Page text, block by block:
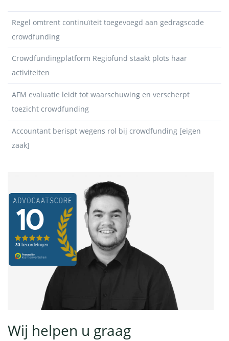
Regel omtrent continuïteit toegevoegd aan gedragscode
crowdfunding
Crowdfundingplatform Regiofund staakt plots haar
activiteiten
AFM evaluatie leidt tot waarschuwing en verscherpt
toezicht crowdfunding
Accountant berispt wegens rol bij crowdfunding [eigen
zaak]
Wij helpen u graag